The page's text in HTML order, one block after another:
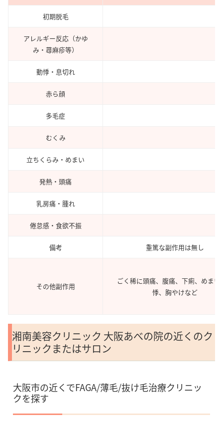
初期脱毛
アレルギー反応（かゆ
み・蕁麻疹等）
動悸・息切れ
赤ら顔
多毛症
むくみ
立ちくらみ・めまい
発熱・頭痛
乳房痛・腫れ
倦怠感・食欲不振
備考 重篤な副作用は無し
その他副作用
ごく稀に頭痛、腹痛、下痢、めまい
悸、胸やけなど
湘南美容クリニック 大阪あべの院の近くのク
リニックまたはサロン
大阪市の近くでFAGA/薄毛/抜け毛治療クリニッ
クを探す